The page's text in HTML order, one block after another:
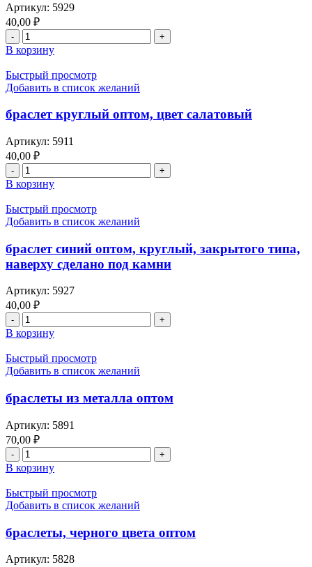
под
камни
Артикул: 5929
40,00 ₽
Количество
товара
браслет
желтый,
круглый
закрытого
типа,
наверху
сделано
под
камни
В корзину
Быстрый просмотр
Добавить в список желаний
браслет круглый оптом, цвет салатовый
Артикул: 5911
40,00 ₽
Количество
товара
браслет
круглый
оптом,
В корзину
Быстрый просмотр
Добавить в список желаний
браслет синий оптом, круглый, закрытого типа,
наверху сделано под камни
Артикул: 5927
40,00 ₽
Количество
товара
браслет
синий
оптом,
закрытого
типа,
наверху
сделано
под
камни
В корзину
Быстрый просмотр
Добавить в список желаний
браслеты из металла оптом
Артикул: 5891
70,00 ₽
Количество
товара
браслеты
из
металла
В корзину
Быстрый просмотр
Добавить в список желаний
браслеты, черного цвета оптом
Артикул: 5828